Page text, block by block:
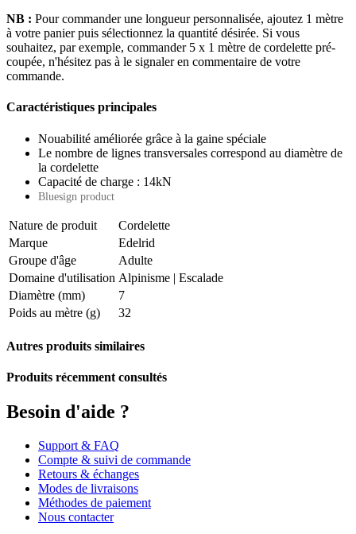
NB : Pour commander une longueur personnalisée, ajoutez 1 mètre
à votre panier puis sélectionnez la quantité désirée. Si vous
souhaitez, par exemple, commander 5 x 1 mètre de cordelette pré-
coupée, n'hésitez pas à le signaler en commentaire de votre
commande.
Caractéristiques principales
Nouabilité améliorée grâce à la gaine spéciale
Le nombre de lignes transversales correspond au diamètre de
la cordelette
Capacité de charge : 14kN
Bluesign product
Nature de produit
Cordelette
Marque
Edelrid
Groupe d'âge
Adulte
Domaine d'utilisation Alpinisme | Escalade
Diamètre (mm)
7
Poids au mètre (g)
32
Autres produits similaires
Produits récemment consultés
Besoin d'aide ?
Support & FAQ
Compte & suivi de commande
Retours & échanges
Modes de livraisons
Méthodes de paiement
Nous contacter